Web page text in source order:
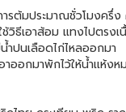
ารต้มประมาณชั่วโมงครึ่
วิธีเอาส้อม แทงไปตรง
ปนเลือดไก่ไหลออกมา
อกมาพักไว้ให้น้ำเเห้ง